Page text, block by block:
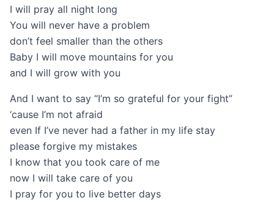
I will pray all night long
You will never have a problem
don’t feel smaller than the others
Baby I will move mountains for you
and I will grow with you
And I want to say “I’m so grateful for your fight”
‘cause I’m not afraid
even If I’ve never had a father in my life stay
please forgive my mistakes
I know that you took care of me
now I will take care of you
I pray for you to live better days